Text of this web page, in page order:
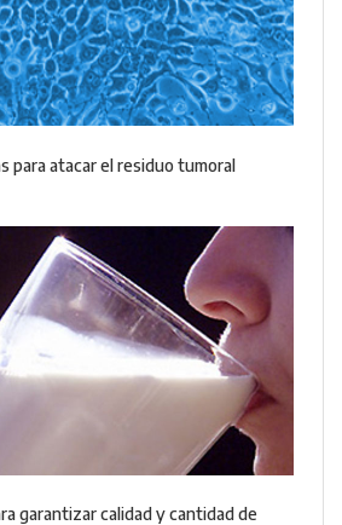
para atacar el residuo tumoral
garantizar calidad y cantidad de